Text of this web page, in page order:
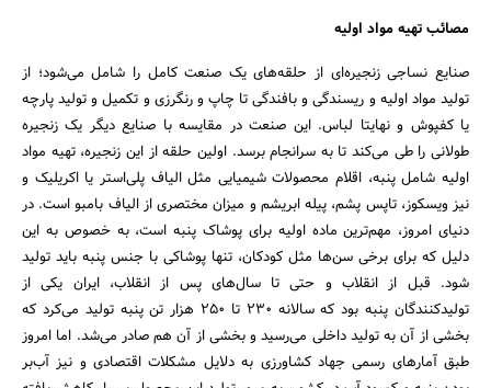
مصائب تهیه مواد اولیه
صنایع نساجی زنجیره‌ای از حلقه‌های یک صنعت کامل را شامل می‌شود؛ از
تولید مواد اولیه و ریسندگی و بافندگی تا چاپ و رنگرزی و تکمیل و تولید پارچه
یا کفپوش و نهایتا لباس. این صنعت در مقایسه با صنایع دیگر یک زنجیره
طولانی را طی می‌کند تا به سرانجام برسد. اولین حلقه از این زنجیره، تهیه مواد
اولیه شامل پنبه، اقلام محصولات شیمیایی مثل الیاف پلی‌استر یا اکریلیک و
نیز ویسکوز، تاپس پشم، پیله ابریشم و میزان مختصری از الیاف بامبو است. در
دنیای امروز، مهم‌ترین ماده اولیه برای پوشاک پنبه است، به خصوص به این
دلیل که برای برخی سن‌ها مثل کودکان، تنها پوشاکی با جنس پنبه باید تولید
شود. قبل از انقلاب و حتی تا سال‌های پس از انقلاب، ایران یکی از
تولیدکنندگان پنبه بود که سالانه 230 تا 250 هزار تن پنبه تولید می‌کرد که
بخشی از آن به تولید داخلی می‌رسید و بخشی از آن هم صادر می‌شد. اما امروز
طبق آمارهای رسمی جهاد کشاورزی به دلایل مشکلات اقتصادی و نیز آب‌بر